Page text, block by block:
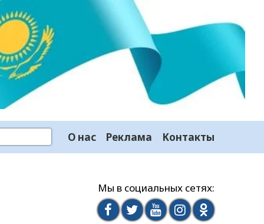
О нас Реклама Контакты
Мы в социальных сетях: